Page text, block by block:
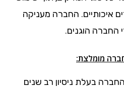
איכותיים. החברה מעניקה
החברה הוגנים.
מומלצת:
בעלת ניסיון רב שנים